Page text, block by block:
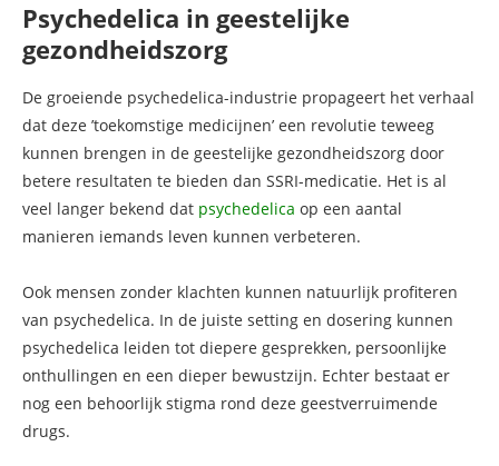
Psychedelica in geestelijke
gezondheidszorg
De groeiende psychedelica-industrie propageert het verhaal
dat deze ’toekomstige medicijnen’ een revolutie teweeg
kunnen brengen in de geestelijke gezondheidszorg door
betere resultaten te bieden dan SSRI-medicatie. Het is al
veel langer bekend dat psychedelica op een aantal
manieren iemands leven kunnen verbeteren.
Ook mensen zonder klachten kunnen natuurlijk profiteren
van psychedelica. In de juiste setting en dosering kunnen
psychedelica leiden tot diepere gesprekken, persoonlijke
onthullingen en een dieper bewustzijn. Echter bestaat er
nog een behoorlijk stigma rond deze geestverruimende
drugs.